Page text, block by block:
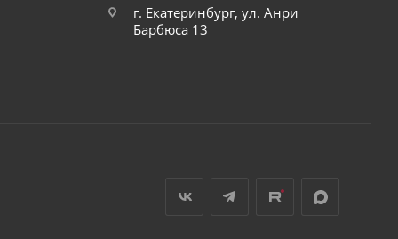
г. Екатеринбург, ул. Анри
Барбюса 13